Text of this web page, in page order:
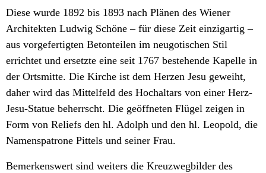
Diese wurde 1892 bis 1893 nach Plänen des Wiener
Architekten Ludwig Schöne – für diese Zeit einzigartig –
aus vorgefertigten Betonteilen im neugotischen Stil
errichtet und ersetzte eine seit 1767 bestehende Kapelle in
der Ortsmitte. Die Kirche ist dem Herzen Jesu geweiht,
daher wird das Mittelfeld des Hochaltars von einer Herz-
Jesu-Statue beherrscht. Die geöffneten Flügel zeigen in
Form von Reliefs den hl. Adolph und den hl. Leopold, die
Namenspatrone Pittels und seiner Frau.
Bemerkenswert sind weiters die Kreuzwegbilder des